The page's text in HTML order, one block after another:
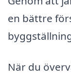
en bättre
När du